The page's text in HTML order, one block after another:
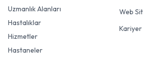
Uzmanlık Alanları
Hastalıklar
Hizmetler
Hastaneler
Web
Kariyer